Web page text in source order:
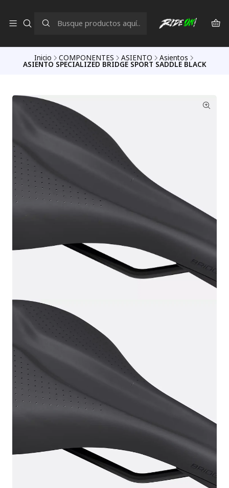
Inicio COMPONENTES ASIENTO Asientos
ASIENTO SPECIALIZED BRIDGE SPORT SADDLE BLACK